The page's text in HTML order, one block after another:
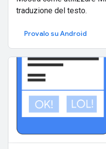
traduzione del testo.
Provalo su Android